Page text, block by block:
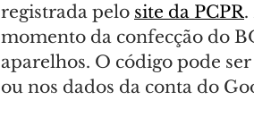
registrada pelo site da PCPR.
momento da confecção do
aparelhos. O código pode
ou nos dados da conta do